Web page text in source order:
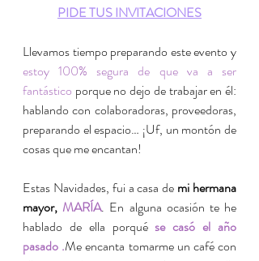
PIDE TUS INVITACIONES
estoy 100% segura de que va a ser
fantástico porque no dejo de trabajar en él:
hablando con colaboradoras, proveedoras,
preparando el espacio… ¡Uf, un montón de
cosas que me encantan!
Estas Navidades, fui a casa de mi hermana
mayor, MARÍA. En alguna ocasión te he
hablado de ella porqué se casó el año
pasado .Me encanta tomarme un café con